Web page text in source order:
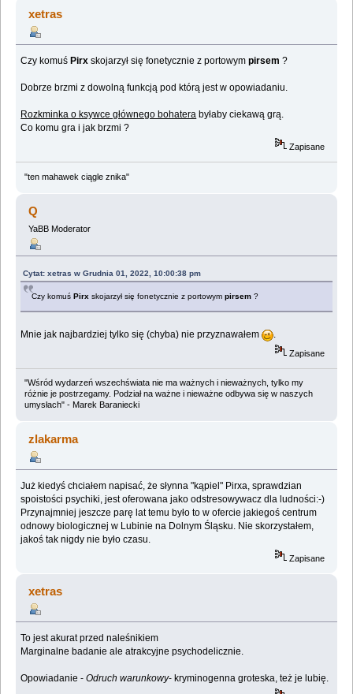
Lemologiczna [Opowieści o pilocie Pirxie], czyli Zawód
pilota (Przeczytany 360825 razy)
xetras
Czy komuś Pirx skojarzył się fonetycznie z portowympirsem ?
Dobrze brzmi z dowolną funkcją pod którą jest w opowiadaniu.
Rozkminka o ksywce głównego bohatera byłaby ciekawą grą.
Co komu gra i jak brzmi ?
Zapisane
"ten mahawek ciągle znika"
Q
YaBB Moderator
Cytat: xetras w Grudnia 01, 2022, 10:00:38 pm
Czy komuśPirx skojarzył się fonetycznie z portowympirsem ?
Mnie jak najbardziej tylko się (chyba) nie przyznawałem
Zapisane
"Wśród wydarzeń wszechświata nie ma ważnych i nieważnych, tylko my
różnie je postrzegamy. Podział na ważne i nieważne odbywa się w naszych
umysłach" - Marek Baraniecki
zlakarma
Już kiedyś chciałem napisać, że słynna "kąpiel" Pirxa, sprawdzian
spoistości psychiki, jest oferowana jako odstresowywacz dla ludności:-)
Przynajmniej jeszcze parę lat temu było to w ofercie jakiegoś centrum
odnowy biologicznej w Lubinie na Dolnym Śląsku. Nie skorzystałem,
jakoś tak nigdy nie było czasu.
Zapisane
xetras
To jest akurat przed naleśnikiem
Marginalne badanie ale atrakcyjne psychodelicznie.
Opowiadanie -Odruch warunkowy- kryminogenna groteska, też je lubię.